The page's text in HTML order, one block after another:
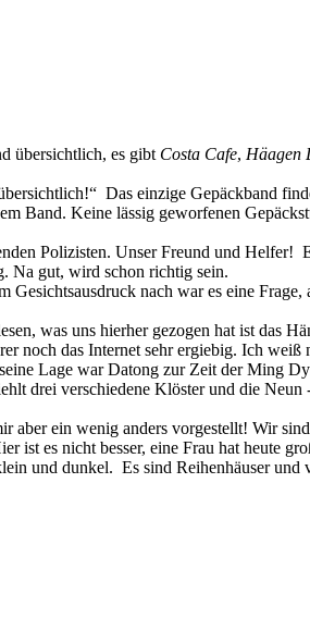
übersichtlich, es gibt Costa Cafe, Häagen
Das einzige Gepäckband
Band. Keine lässig geworfenen
Polizisten. Unser Freund und Helfer!
Na gut, wird schon richtig sein.
nach war es eine
was uns hierher gezogen hat ist das
noch das Internet sehr ergiebig. Ich weiß
Lage war Datong zur Zeit der Ming
drei verschiedene Klöster und die Neun
aber ein wenig anders vorgestellt! Wir
ist es nicht besser, eine Frau hat heute
und dunkel. Es sind Reihenhäuser und